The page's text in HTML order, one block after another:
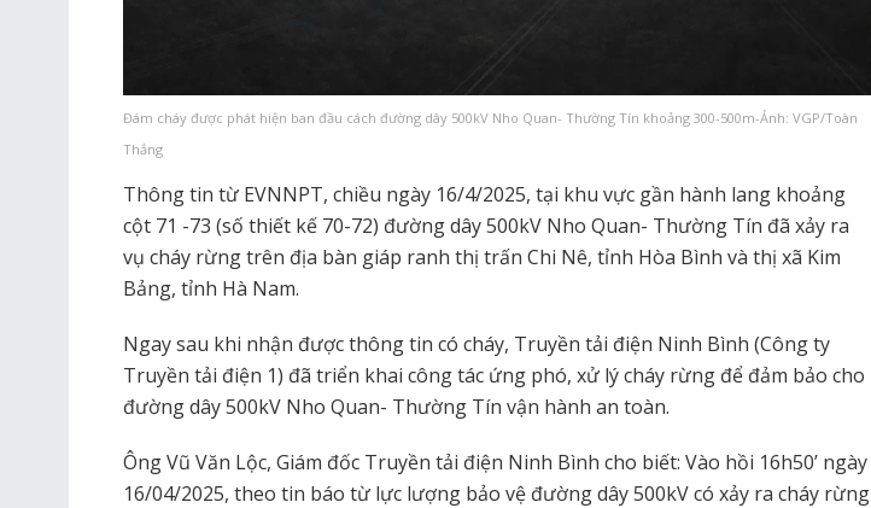
Đám cháy được phát hiện ban đầu cách đường dây 500kV Nho Quan- Thường Tín khoảng 300-500m-Ảnh: VGP/Toàn
Thắng
Thông tin từ EVNNPT, chiều ngày 16/4/2025, tại khu vực gần hành lang khoảng
cột 71 -73 (số thiết kế 70-72) đường dây 500kV Nho Quan- Thường Tín đã xảy ra
vụ cháy rừng trên địa bàn giáp ranh thị trấn Chi Nê, tỉnh Hòa Bình và thị xã Kim
Bảng, tỉnh Hà Nam.
Ngay sau khi nhận được thông tin có cháy, Truyền tải điện Ninh Bình (Công ty
Truyền tải điện 1) đã triển khai công tác ứng phó, xử lý cháy rừng để đảm bảo cho
đường dây 500kV Nho Quan- Thường Tín vận hành an toàn.
Ông Vũ Văn Lộc, Giám đốc Truyền tải điện Ninh Bình cho biết: Vào hồi 16h50’ ngày
16/04/2025, theo tin báo từ lực lượng bảo vệ đường dây 500kV có xảy ra cháy rừng